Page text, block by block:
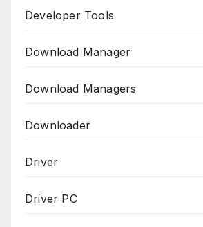
Developer Tools
Download Manager
Download Managers
Downloader
Driver
Driver PC